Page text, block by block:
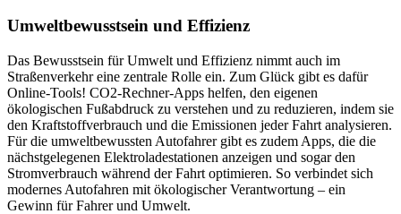
Umweltbewusstsein und Effizienz
Das Bewusstsein für Umwelt und Effizienz nimmt auch im
Straßenverkehr eine zentrale Rolle ein. Zum Glück gibt es dafür
Online-Tools! CO2-Rechner-Apps helfen, den eigenen
ökologischen Fußabdruck zu verstehen und zu reduzieren, indem sie
den Kraftstoffverbrauch und die Emissionen jeder Fahrt analysieren.
Für die umweltbewussten Autofahrer gibt es zudem Apps, die die
nächstgelegenen Elektroladestationen anzeigen und sogar den
Stromverbrauch während der Fahrt optimieren. So verbindet sich
modernes Autofahren mit ökologischer Verantwortung – ein
Gewinn für Fahrer und Umwelt.